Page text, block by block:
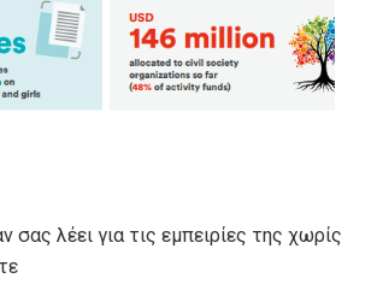
σας λέει για τις εμπειρίες της χωρίς